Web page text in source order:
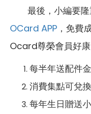
最後，小編要隆
OCard APP ，免費
Ocard尊榮會員好康
每半年送配件
消費集點可兌
每年生日贈送